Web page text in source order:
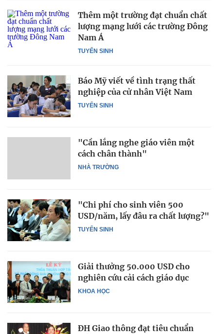
TUYỂN SINH
Thêm một trường đạt chuẩn chất
lượng mạng lưới các trường Đông
Nam Á
TUYỂN SINH
Báo Mỹ viết về tình trạng thất
nghiệp của cử nhân Việt Nam
NHÀ TRƯỜNG
"Cần lắng nghe giáo viên một
cách chân thành"
TUYỂN SINH
"Chi phí cho sinh viên 500
USD/năm, lấy đâu ra chất lượng?"
KHOA HỌC
Giải thưởng 50.000 USD cho
nghiên cứu cải cách giáo dục
ĐH Giao thông đạt tiêu chuẩn